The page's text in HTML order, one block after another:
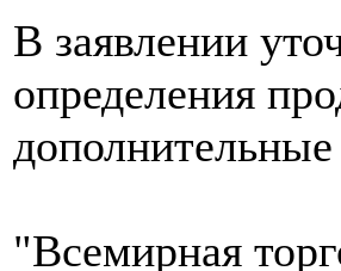
В заявлении
определения
"Всемирная